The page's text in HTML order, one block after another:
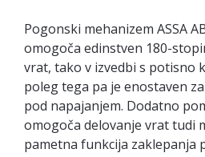
Pogonski mehanizem ASSA
omogoča edinstven 180-
vrat, tako v izvedbi s potisno
poleg tega pa je enostaven
pod napajanjem. Dodatno
omogoča delovanje vrat tudi
pametna funkcija zaklepanja